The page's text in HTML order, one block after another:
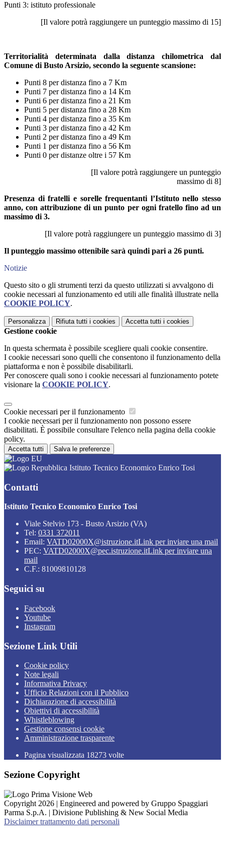
Punti 3: istituto professionale
[Il valore potrà raggiungere un punteggio massimo di 15]
Territorialità determinata dalla distanza chilometrica dal
Comune di Busto Arsizio, secondo la seguente scansione:
Punti 8 per distanza fino a 7 Km
Punti 7 per distanza fino a 14 Km
Punti 6 per distanza fino a 21 Km
Punti 5 per distanza fino a 28 Km
Punti 4 per distanza fino a 35 Km
Punti 3 per distanza fino a 42 Km
Punti 2 per distanza fino a 49 Km
Punti 1 per distanza fino a 56 Km
Punti 0 per distanze oltre i 57 Km
[Il valore potrà raggiungere un punteggio
massimo di 8]
Presenza di fratelli e sorelle frequentanti l’Istituto nello stesso
anno, con attribuzione di un punto per ogni fratello fino ad un
massimo di 3.
[Il valore potrà raggiungere un punteggio massimo di 3]
Il punteggio massimo ottenibile sarà quindi pari a 26 punti.
Notizie
Questo sito o gli strumenti terzi da questo utilizzati si avvalgono di
cookie necessari al funzionamento ed utili alle finalità illustrate nella
COOKIE POLICY.
Personalizza Rifiuta tutti i cookies Accetta tutti i cookies
Gestione cookie
In questa schermata è possibile scegliere quali cookie consentire.
I cookie necessari sono quelli che consentono il funzionamento della
piattaforma e non è possibile disabilitarli.
Per conoscere quali sono i cookie necessari al funzionamento potete
visionare la COOKIE POLICY.
Cookie necessari per il funzionamento
I cookie necessari per il funzionamento non possono essere
disabilitati. È possibile consultare l'elenco nella pagina della cookie
policy.
Accetta tutti Salva le preferenze
Istituto Tecnico Economico Enrico Tosi
Contatti
Istituto Tecnico Economico Enrico Tosi
Viale Stelvio 173 - Busto Arsizio (VA)
Tel: 0331 372011
Email: VATD02000X@istruzione.itLink per inviare una mail
PEC: VATD02000X@pec.istruzione.itLink per inviare una
mail
C.F.: 81009810128
Seguici su
Facebook
Youtube
Instagram
Sezione Link Utili
Cookie policy
Note legali
Informativa Privacy
Ufficio Relazioni con il Pubblico
Dichiarazione di accessibilità
Obiettivi di accessibilità
Whistleblowing
Gestione consensi cookie
Amministrazione trasparente
Pagina visualizzata 18273 volte
Sezione Copyright
Copyright 2026 | Engineered and powered by Gruppo Spaggiari
Parma S.p.A. | Divisione Publishing & New Social Media
Disclaimer trattamento dati personali